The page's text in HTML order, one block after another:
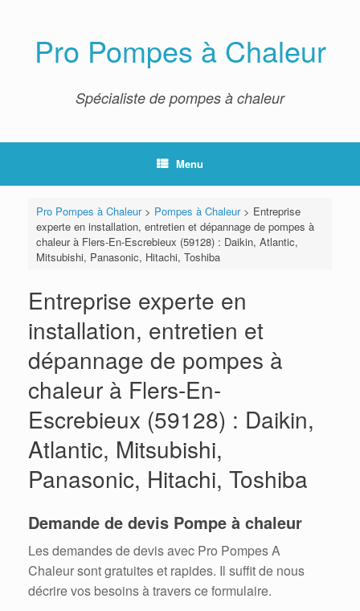
Pro Pompes à Chaleur
Spécialiste de pompes à chaleur
Menu
Pro Pompes à Chaleur> Pompes à Chaleur> Entreprise
experte en installation, entretien et dépannage de pompes à
chaleur à Flers-En-Escrebieux (59128) : Daikin, Atlantic,
Mitsubishi, Panasonic, Hitachi, Toshiba
Entreprise experte en
installation, entretien et
dépannage de pompes à
chaleur à Flers-En-
Escrebieux (59128) : Daikin,
Atlantic, Mitsubishi,
Panasonic, Hitachi, Toshiba
Demande de devis Pompe à chaleur
Les demandes de devis avec Pro Pompes A
Chaleur sont gratuites et rapides. Il suffit de nous
décrire vos besoins à travers ce formulaire.